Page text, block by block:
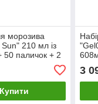
морозива
210 мл із
50 паличок + 2
Купити
3